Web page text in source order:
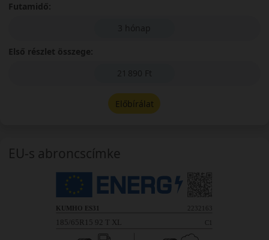
Futamidő:
3 hónap
Első részlet összege:
21 890 Ft
Előbírálat
EU-s abroncscímke